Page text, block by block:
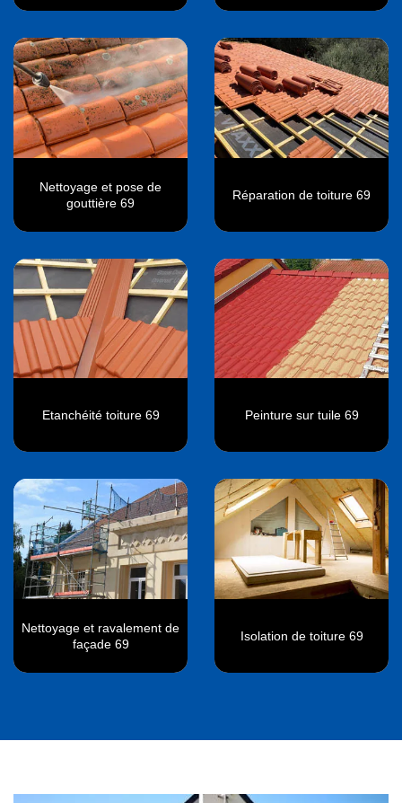
Nettoyage et pose de
gouttière 69
Réparation de toiture 69
Etanchéité toiture 69 Peinture sur tuile 69
Nettoyage et ravalement de
façade 69
Isolation de toiture 69